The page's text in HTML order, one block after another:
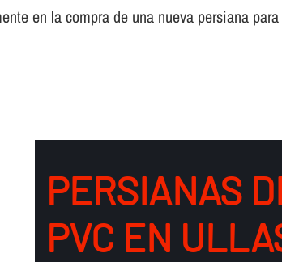
en la compra de una nueva persiana
PERSIANAS
PVC EN